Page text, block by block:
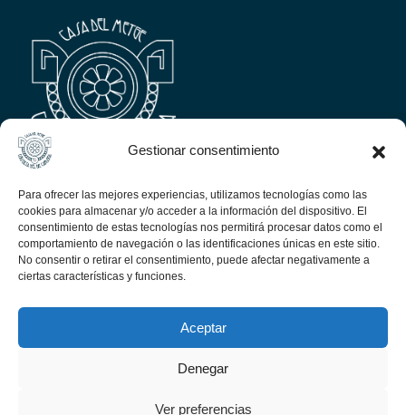
Gestionar consentimiento
Para ofrecer las mejores experiencias, utilizamos tecnologías como las
cookies para almacenar y/o acceder a la información del dispositivo. El
consentimiento de estas tecnologías nos permitirá procesar datos como el
comportamiento de navegación o las identificaciones únicas en este sitio.
No consentir o retirar el consentimiento, puede afectar negativamente a
ciertas características y funciones.
Aceptar
Denegar
Ver preferencias
HORARIO DE APERTURA:
De miércoles a domingo, de 10.00h a 14.00h.
Tarifas:
Visita libre: 5 euros. Tarifa reducida (3 euros)